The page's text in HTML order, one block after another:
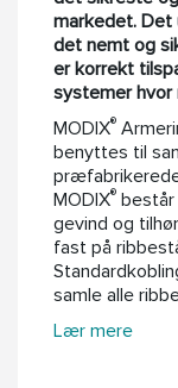
markedet. Det
det nemt og
er korrekt
systemer hvor
MODIX®
benyttes til
MODIX® består
gevind og
fast på
samle alle
Lær mere